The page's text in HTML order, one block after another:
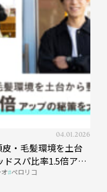
04.01.2026
皮・毛髪環境を土台
ドスパ比率1.5倍アッ
ペロリコ